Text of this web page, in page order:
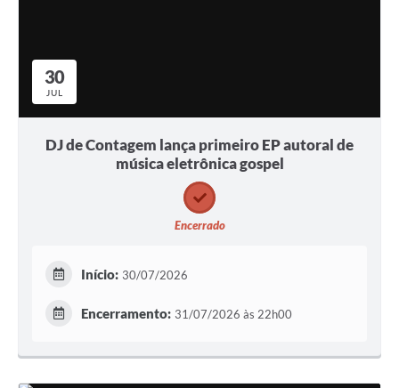
30
JUL
DJ de Contagem lança primeiro EP autoral de
música eletrônica gospel
Encerrado
Início: 30/07/2026
Encerramento: 31/07/2026 às 22h00